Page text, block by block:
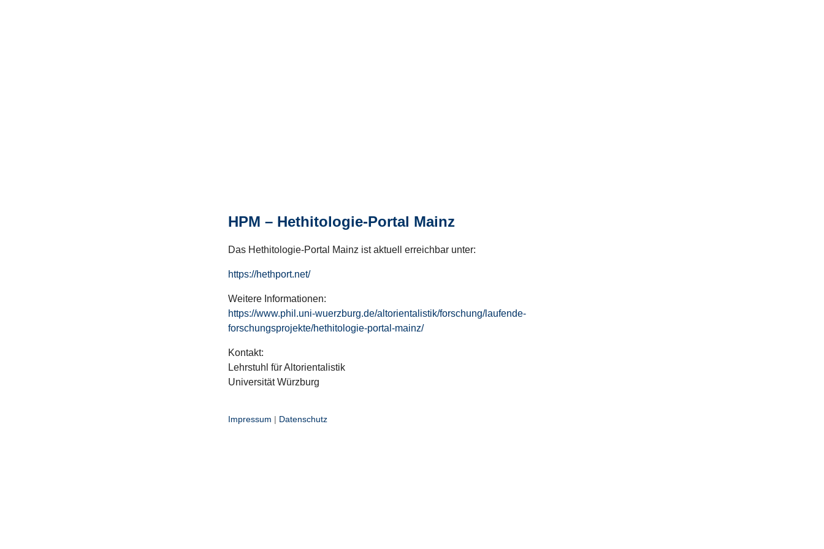
HPM – Hethitologie-Portal Mainz
Das Hethitologie-Portal Mainz ist aktuell erreichbar unter:
https://hethport.net/
Weitere Informationen:
https://www.phil.uni-wuerzburg.de/altorientalistik/forschung/laufende-
forschungsprojekte/hethitologie-portal-mainz/
Kontakt:
Lehrstuhl für Altorientalistik
Universität Würzburg
Impressum | Datenschutz